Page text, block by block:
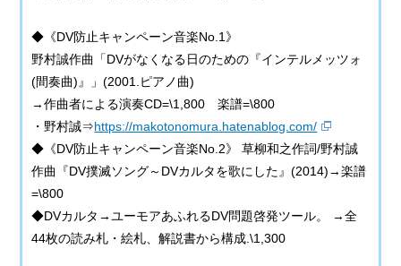
◆《DV防止キャンペーン音楽No.1》
野村誠作曲「DVがなくなる日のための『インテルメッツォ
(間奏曲)』」(2001.ピアノ曲)
→作曲者による演奏CD=\1,800 楽譜=\800
・野村誠⇒https://makotonomura.hatenablog.com/
◆《DV防止キャンペーン音楽No.2》 草柳和之作詞/野村誠
作曲『DV撲滅ソング～DVカルタを歌にした』(2014)→楽譜
=\800
◆DVカルタ→ユーモアあふれるDV問題啓発ツール。 →全
44枚の読み札・絵札、解説書から構成.\1,300